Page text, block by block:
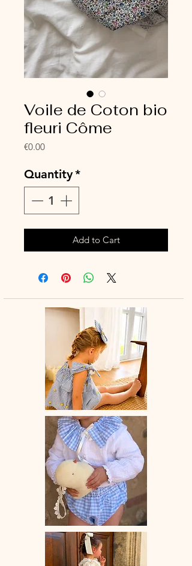
Voile de Coton bio
fleuri Côme
€0.00Price
Quantity*
Add to Cart